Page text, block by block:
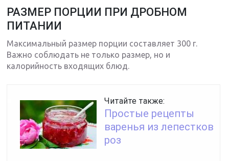
РАЗМЕР ПОРЦИИ ПРИ ДРОБНОМ
ПИТАНИИ
Максимальный размер порции составляет 300 г.
Важно соблюдать не только размер, но и
калорийность входящих блюд.
Читайте также:
Простые рецепты
варенья из лепестков
роз